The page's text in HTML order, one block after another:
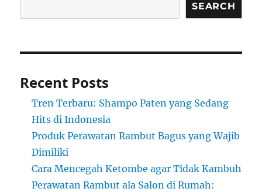
SEARCH
Recent Posts
Tren Terbaru: Shampo Paten yang Sedang
Hits di Indonesia
Produk Perawatan Rambut Bagus yang Wajib
Dimiliki
Cara Mencegah Ketombe agar Tidak Kambuh
Perawatan Rambut ala Salon di Rumah: